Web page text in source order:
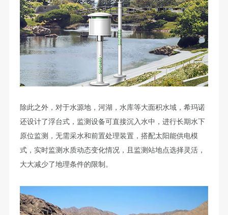
除此之外，对于水源地，河湖，水库等大面积水域，希玛诺
还设计了浮台式，监测设备可直接沉入水中，进行长期水下
原位监测，无需采水和前置处理装置，搭配太阳能供电模
式，实时监测水质动态变化情况，且监测站地点选择灵活，
大大减少了地理条件的限制。